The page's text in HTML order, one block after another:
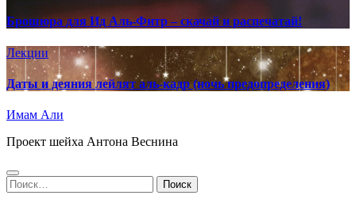
Брошюра для Ид Аль-Фитр – скачай и распечатай!
Лекции
Даты и деяния лейлят аль-кадр (ночь предопределения)
Имам Али
Проект шейха Антона Веснина
Найти: